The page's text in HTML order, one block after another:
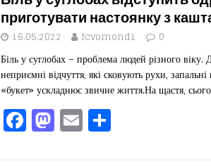
b
o
o
k
d
o
n
ис
я
приготувати настоянку з
16.05.2022 fcvomond1 0
Біль у суглобах – проблема людей різного віку.
неприємні відчуття, які сковують рухи,
«букет» ускладнює звичне життя.На щастя,
F
a
M
a
E
m